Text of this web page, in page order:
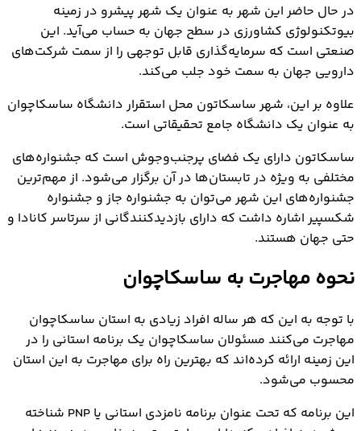
در حال حاضر این شهر به عنوان یک شهر پیشرو در زمینه
بیوتکنولوژی کشاورزی در سطح جهان به حساب می‌آید. این
صنعتی است که سرمایه‌گذاری قابل توجهی را از سمت شرکت‌های
دارویی جهان به سمت خود جلب می‌کند.
علاوه بر این، شهر ساسکاتون محل استقرار دانشگاه ساسکاچوان
به عنوان یک دانشگاه جامع تحقیقاتی است.
ساسکاتون دارای یک فضای پرجنب‌وجوش است که جشنواره‌های
مختلفی به ویژه در تابستان‌ها در آن برگزار می‌شود. از مهم‌ترین
جشنواره‌های این شهر می‌توان به جشنواره جاز و جشنواره
شکسپیر اشاره داشت که دارای بازدیدکنندگانی از سرتاسر کانادا و
حتی جهان هستند.
نحوه مهاجرت به ساسکاچوان
با توجه به این که هر ساله افراد زیادی به استان ساسکاچوان
مهاجرت می‌کنند مسئولان ساسکاچوان یک برنامه استانی را در
این زمینه ارائه کرده‌اند که بهترین راه برای مهاجرت به این استان
محسوب می‌شود.
این برنامه که تحت عنوان برنامه نامزدی استانی یا PNP شناخته